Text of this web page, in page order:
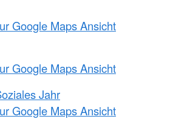
Google Maps Ansicht
Google Maps Ansicht
Jahr
Google Maps Ansicht